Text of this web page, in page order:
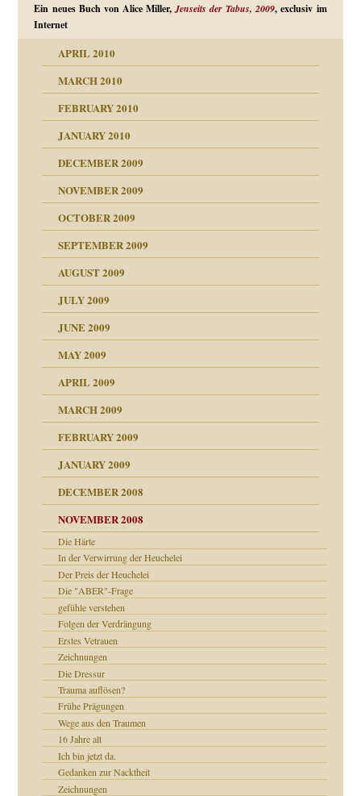
Ein neues Buch von Alice Miller,Jenseits der Tabus, 2009, exclusiv im
Internet
APRIL 2010
MARCH 2010
FEBRUARY 2010
JANUARY 2010
DECEMBER 2009
NOVEMBER 2009
OCTOBER 2009
SEPTEMBER 2009
AUGUST 2009
JULY 2009
JUNE 2009
MAY 2009
APRIL 2009
MARCH 2009
FEBRUARY 2009
JANUARY 2009
DECEMBER 2008
NOVEMBER 2008
Die Härte
In der Verwirrung der Heuchelei
Der Preis der Heuchelei
Die "ABER"-Frage
gefühle verstehen
Folgen der Verdrängung
Erstes Vetrauen
Zeichnungen
Die Dressur
Trauma auflösen?
Frühe Prägungen
Wege aus den Traumen
16 Jahre alt
Ich bin jetzt da.
Gedanken zur Nacktheit
Zeichnungen